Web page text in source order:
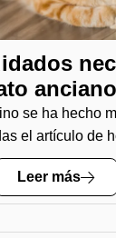
se ha hecho
el artículo de
Leer más